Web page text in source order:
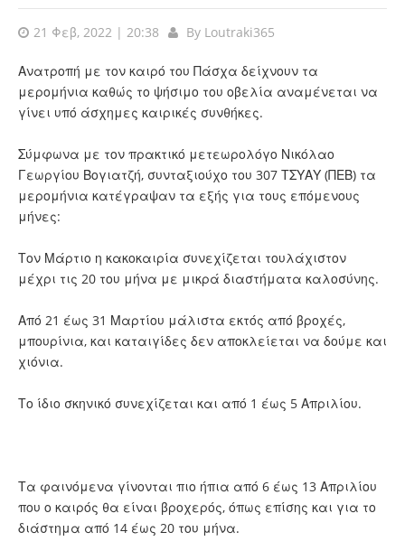
21 Φεβ, 2022 | 20:38 By Loutraki365
Ανατροπή με τον καιρό του Πάσχα δείχνουν τα
μερομήνια καθώς το ψήσιμο του οβελία αναμένεται να
γίνει υπό άσχημες καιρικές συνθήκες.
Σύμφωνα με τον πρακτικό μετεωρολόγο Νικόλαο
Γεωργίου Βογιατζή, συνταξιούχο του 307 ΤΣΥΑΥ (ΠΕΒ) τα
μερομήνια κατέγραψαν τα εξής για τους επόμενους
μήνες:
Τον Μάρτιο η κακοκαιρία συνεχίζεται τουλάχιστον
μέχρι τις 20 του μήνα με μικρά διαστήματα καλοσύνης.
Από 21 έως 31 Μαρτίου μάλιστα εκτός από βροχές,
μπουρίνια, και καταιγίδες δεν αποκλείεται να δούμε και
χιόνια.
Το ίδιο σκηνικό συνεχίζεται και από 1 έως 5 Απριλίου.
Τα φαινόμενα γίνονται πιο ήπια από 6 έως 13 Απριλίου
που ο καιρός θα είναι βροχερός, όπως επίσης και για το
διάστημα από 14 έως 20 του μήνα.